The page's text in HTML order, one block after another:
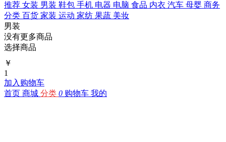
推荐 女装 男装 鞋包 手机 电器 电脑 食品 内衣 汽车 母婴 商务
分类 百货 家装 运动 家纺 果蔬 美妆
男装
没有更多商品
选择商品
￥
1
加入购物车
首页 商城 分类 0 购物车 我的